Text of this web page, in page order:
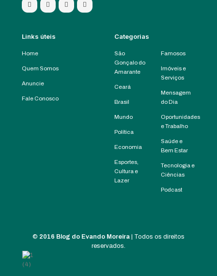
Links úteis
Home
Quem Somos
Anuncie
Fale Conosco
Categorias
São
Gonçalo do
Amarante
Ceará
Brasil
Mundo
Política
Economia
Esportes,
Cultura e
Lazer
Famosos
Imóveis e
Serviços
Mensagem
do Dia
Oportunidades
e Trabalho
Saúde e
Bem Estar
Tecnologia e
Ciências
Podcast
© 2016 Blog do Evando Moreira | Todos os direitos
reservados.